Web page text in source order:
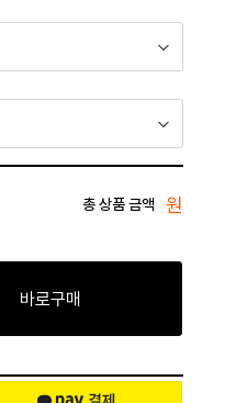
총 상품 금액 원
바로구매